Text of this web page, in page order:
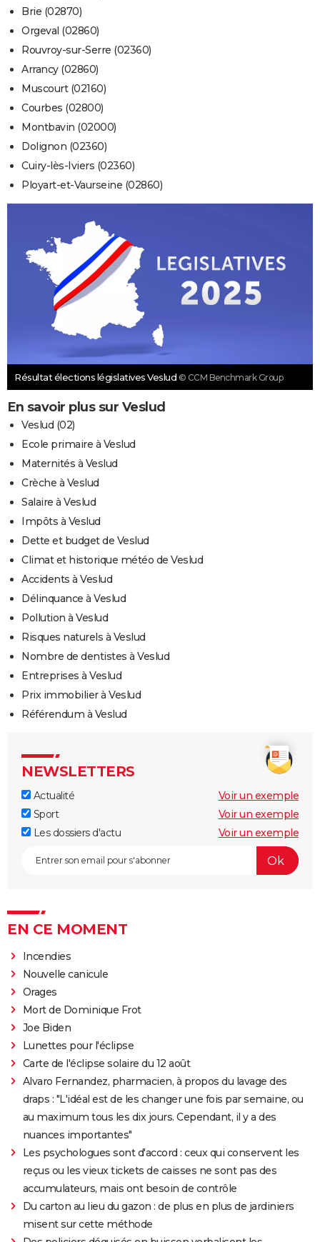
Brie (02870)
Orgeval (02860)
Rouvroy-sur-Serre (02360)
Arrancy (02860)
Muscourt (02160)
Courbes (02800)
Montbavin (02000)
Dolignon (02360)
Cuiry-lès-Iviers (02360)
Ployart-et-Vaurseine (02860)
Résultat élections législatives Veslud © CCM Benchmark Group
En savoir plus sur Veslud
Veslud (02)
Ecole primaire à Veslud
Maternités à Veslud
Crèche à Veslud
Salaire à Veslud
Impôts à Veslud
Dette et budget de Veslud
Climat et historique météo de Veslud
Accidents à Veslud
Délinquance à Veslud
Pollution à Veslud
Risques naturels à Veslud
Nombre de dentistes à Veslud
Entreprises à Veslud
Prix immobilier à Veslud
Référendum à Veslud
NEWSLETTERS
Actualité
Voir un exemple
Sport
Voir un exemple
Les dossiers d'actu
Voir un exemple
EN CE MOMENT
Incendies
Nouvelle canicule
Orages
Mort de Dominique Frot
Joe Biden
Lunettes pour l'éclipse
Carte de l'éclipse solaire du 12 août
Alvaro Fernandez, pharmacien, à propos du lavage des
draps : "L'idéal est de les changer une fois par semaine, ou
au maximum tous les dix jours. Cependant, il y a des
nuances importantes"
Les psychologues sont d'accord : ceux qui conservent les
reçus ou les vieux tickets de caisses ne sont pas des
accumulateurs, mais ont besoin de contrôle
Du carton au lieu du gazon : de plus en plus de jardiniers
misent sur cette méthode